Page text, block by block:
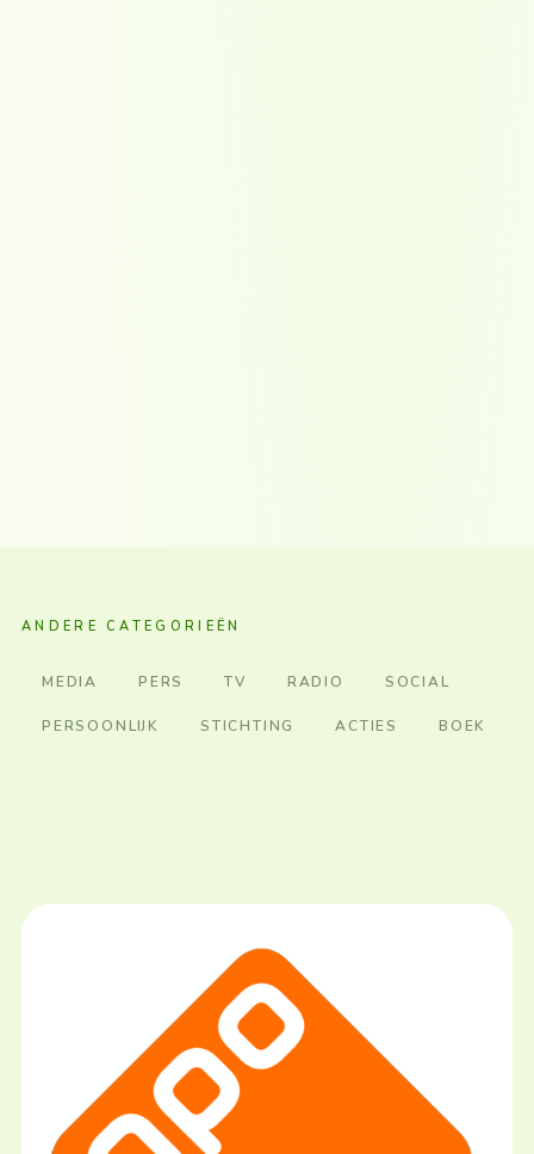
ANDERE CATEGORIEËN
MEDIA PERS TV RADIO SOCIAL
PERSOONLIJK STICHTING ACTIES BOEK